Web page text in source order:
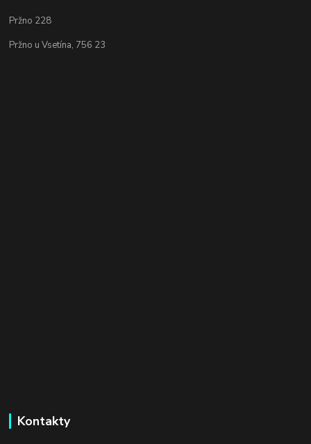
Pržno 228
Pržno u Vsetína, 756 23
Kontakty